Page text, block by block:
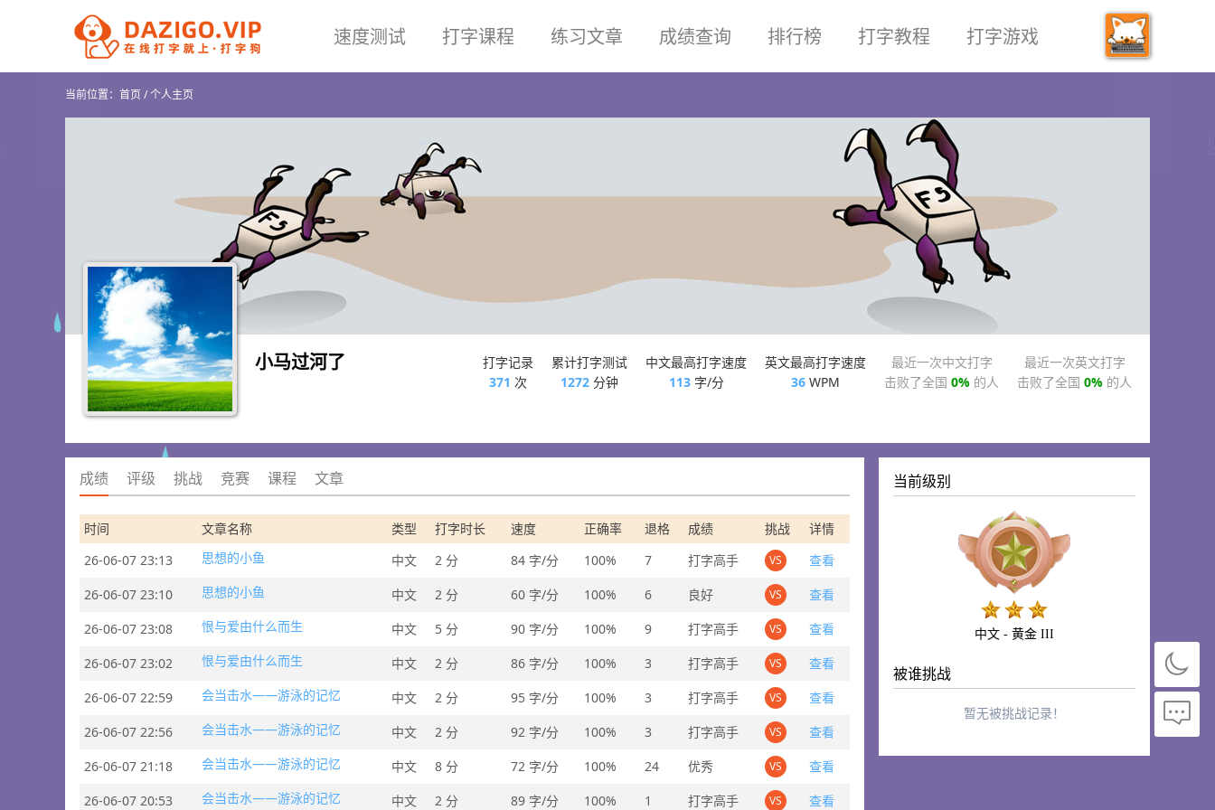
速度测试 打字课程 练习文章 成绩查询 排行榜 打字教程 打字游戏
当前位置： 首页/个人主页
小马过河了
打字记录
371 次
累计打字测试
1272 分钟
中文最高打字速度
113字/分
英文最高打字速度
36 WPM
最近一次中文打字
击败了全国 0% 的人
最近一次英文打字
击败了全国 0% 的人
成绩 评级 挑战 竞赛 课程 文章
时间 文章名称 类型 打字时长 速度 正确率 退格 成绩 挑战
详情
26-06-07 23:13
思想的小鱼 中文 2 分 84 字/分 100% 7 打字高手 VS
查看
26-06-07 23:10
思想的小鱼 中文 2 分 60 字/分 100% 6 良好 VS
查看
26-06-07 23:08
恨与爱由什么而生 中文 5 分 90 字/分 100% 9 打字高手 VS
查看
26-06-07 23:02
恨与爱由什么而生 中文 2 分 86 字/分 100% 3 打字高手 VS
查看
26-06-07 22:59
会当击水——游泳的记忆 中文 2 分 95 字/分 100% 3 打字高手 VS
查看
26-06-07 22:56
会当击水——游泳的记忆 中文 2 分 92 字/分 100% 3 打字高手 VS
查看
26-06-07 21:18
会当击水——游泳的记忆 中文 8 分 72 字/分 100% 24 优秀 VS
查看
26-06-07 20:53
会当击水——游泳的记忆 中文 2 分 89 字/分 100% 1 打字高手 VS 查看
当前级别
中文 - 黄金 III
被谁挑战
暂无被挑战记录！